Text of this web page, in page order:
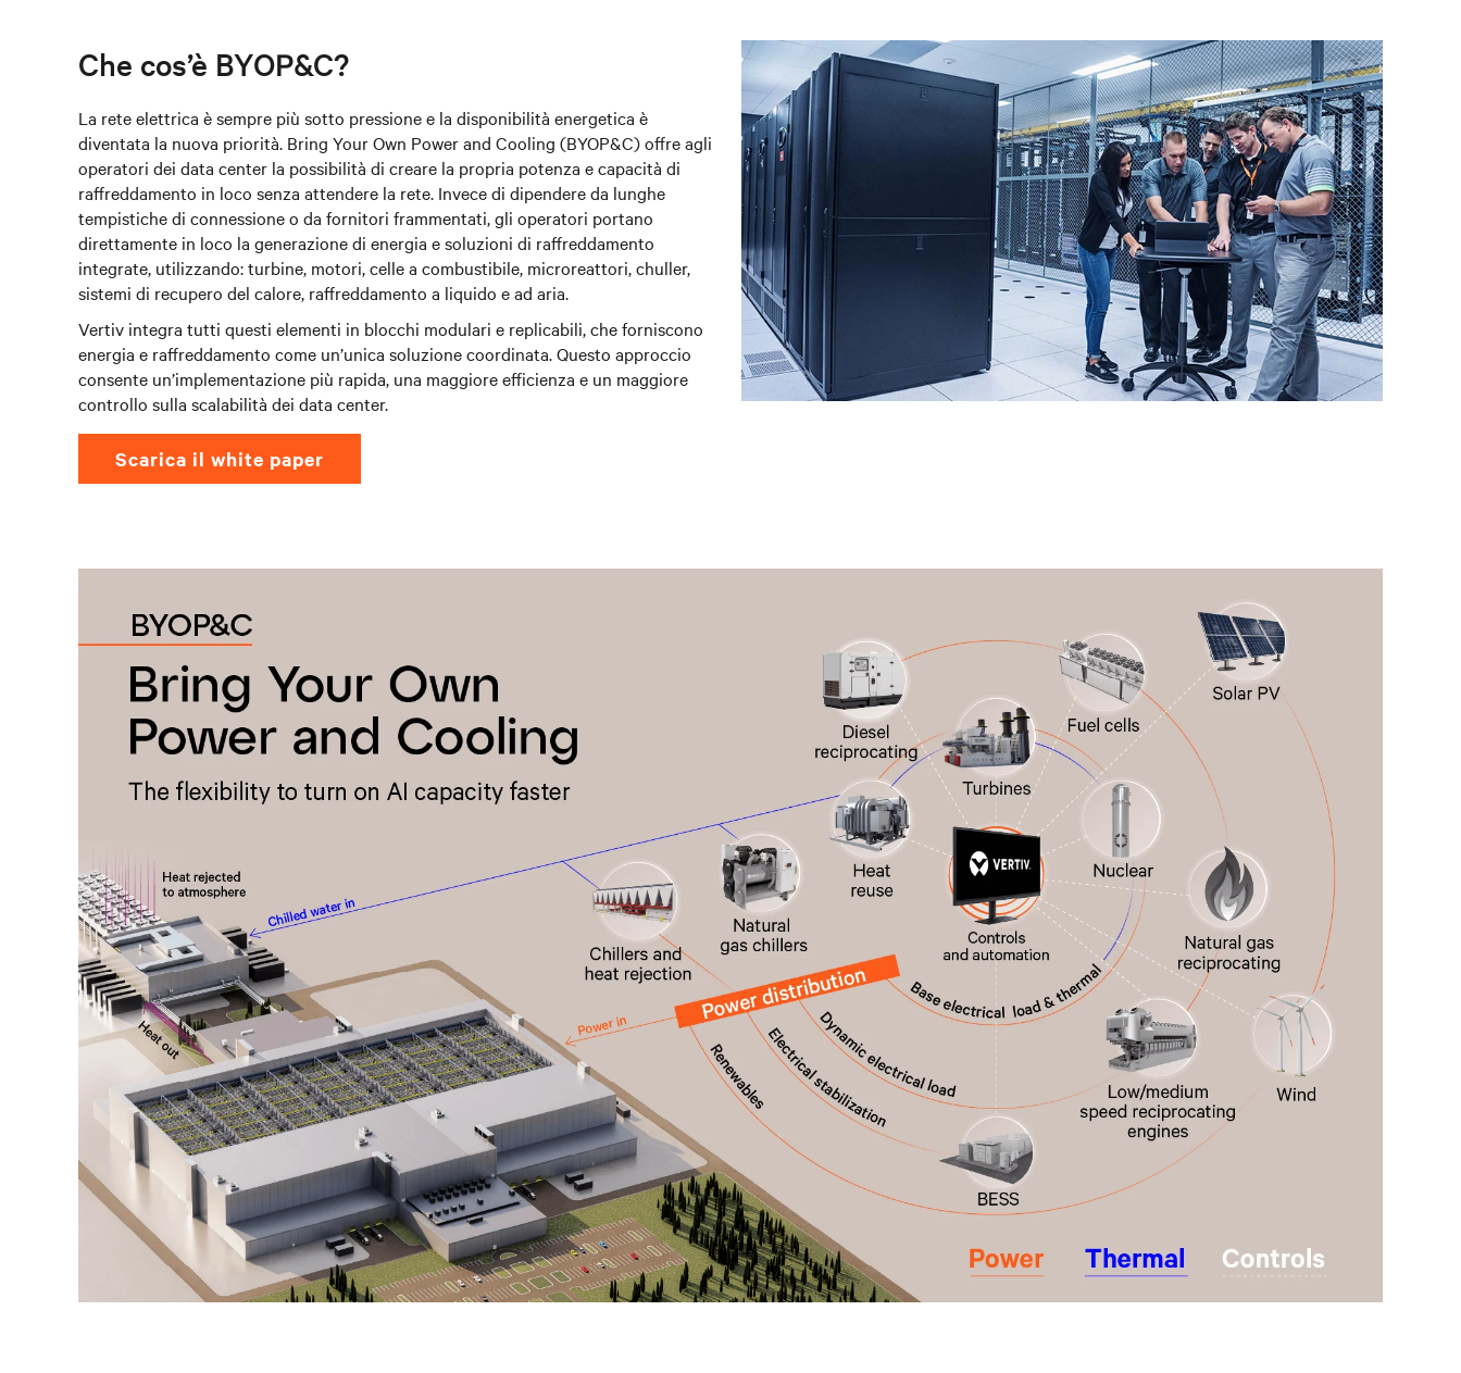
Che cos’è BYOP&C?
La rete elettrica è sempre più sotto pressione e la disponibilità energetica è
diventata la nuova priorità. Bring Your Own Power and Cooling (BYOP&C) offre agli
operatori dei data center la possibilità di creare la propria potenza e capacità di
raffreddamento in loco senza attendere la rete. Invece di dipendere da lunghe
tempistiche di connessione o da fornitori frammentati, gli operatori portano
direttamente in loco la generazione di energia e soluzioni di raffreddamento
integrate, utilizzando: turbine, motori, celle a combustibile, microreattori, chuller,
sistemi di recupero del calore, raffreddamento a liquido e ad aria.
Vertiv integra tutti questi elementi in blocchi modulari e replicabili, che forniscono
energia e raffreddamento come un’unica soluzione coordinata. Questo approccio
consente un’implementazione più rapida, una maggiore efficienza e un maggiore
controllo sulla scalabilità dei data center.
scarica il white paper